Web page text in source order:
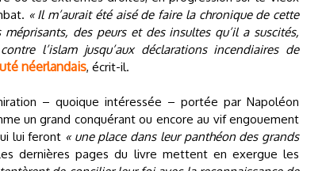
« Il m’aurait été aisé de faire la chronique de cette
des peurs et des insultes qu’il a suscités,
l’islam jusqu’aux déclarations incendiaires de
néerlandais, écrit-il.
– quoique intéressée – portée par Napoléon
un grand conquérant ou encore au vif engouement
lui feront « une place dans leur panthéon des grands
dernières pages du livre mettent en exergue les